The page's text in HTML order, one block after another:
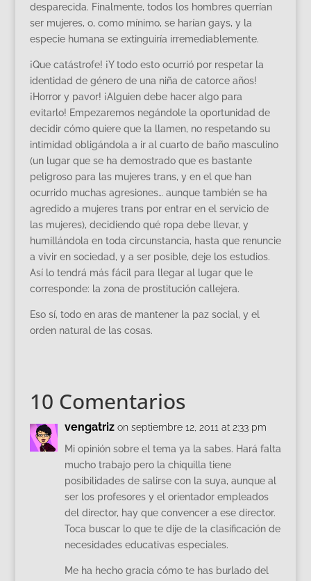
desparecida. Finalmente, todos los hombres querrían
ser mujeres, o, como mínimo, se harían gays, y la
especie humana se extinguiría irremediablemente.
¡Que catástrofe! ¡Y todo esto ocurrió por respetar la
identidad de género de una niña de catorce años!
¡Horror y pavor! ¡Alguien debe hacer algo para
evitarlo! Empezaremos negándole la oportunidad de
decidir cómo quiere que la llamen, no respetando su
intimidad obligándola a ir al cuarto de baño masculino
(un lugar que se ha demostrado que es bastante
peligroso para las mujeres trans, y en el que han
ocurrido muchas agresiones… aunque también se ha
agredido a mujeres trans por entrar en el servicio de
las mujeres), decidiendo qué ropa debe llevar, y
humillándola en toda circunstancia, hasta que renuncie
a vivir en sociedad, y a ser posible, deje los estudios.
Así lo tendrá más fácil para llegar al lugar que le
corresponde: la zona de prostitución callejera.
Eso sí, todo en aras de mantener la paz social, y el
orden natural de las cosas.
10 Comentarios
vengatriz on septiembre 12, 2011 at 2:33 pm
Mi opinión sobre el tema ya la sabes. Hará falta
mucho trabajo pero la chiquilla tiene
posibilidades de salirse con la suya, aunque al
ser los profesores y el orientador empleados
del director, hay que convencer a ese director.
Toca buscar lo que te dije de la clasificación de
necesidades educativas especiales.
Me ha hecho gracia cómo te has burlado del